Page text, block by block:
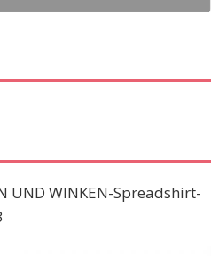
UND WINKEN-Spreadshirt-